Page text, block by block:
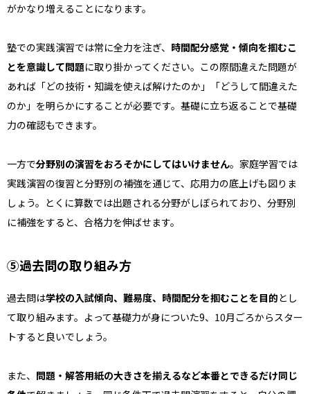
がかなり増えることになります。
塾での実践演習では常に全力を注ぎ、 時間配分感覚・傾向を掴むこ
とを意識して問題に取り掛かってください。この際間違えた問題が
あれば「どの技術・知識を使えば解けたのか」「どうして間違えた
のか」を明らかにすることが必要です。基礎に立ち返ることで基礎
力の確認もできます。
一方で分野別の演習をおろそかにしてはいけません。家庭学習では
実践演習の復習と分野別の補強を通じて、応用力の底上げも図りま
しょう。とくに算数では出題される分野がしぼられており、分野別
に補強をすると、合格力を伸ばせます。
⑤過去問の取り組み方
過去問は学校の入試傾向、難易度、時間配分を掴むことを目的とし
て取り組みます。よって基礎力が身についた9、10月ごろからスター
トすると良いでしょう。
また、 問題・解答用紙の大きさを揃えるなど本番とできるだけ同じ